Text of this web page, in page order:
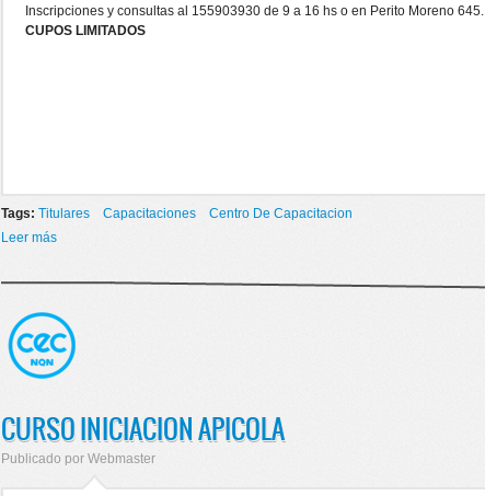
Inscripciones y consultas al 155903930 de 9 a 16 hs o en Perito Moreno 645.
CUPOS LIMITADOS
Tags: Titulares Capacitaciones
Centro De Capacitacion
Leer más
CURSO INICIACION APICOLA
Publicado por Webmaster